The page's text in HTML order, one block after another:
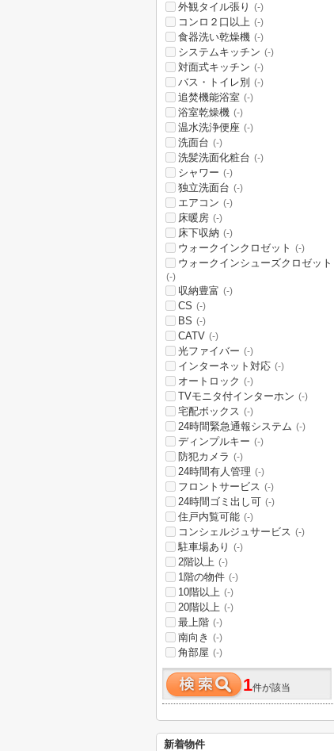
外観タイル張り (-)
コンロ２口以上 (-)
食器洗い乾燥機 (-)
システムキッチン (-)
対面式キッチン (-)
バス・トイレ別 (-)
追焚機能浴室 (-)
浴室乾燥機 (-)
温水洗浄便座 (-)
洗面台 (-)
洗髪洗面化粧台 (-)
シャワー (-)
独立洗面台 (-)
エアコン (-)
床暖房 (-)
床下収納 (-)
ウォークインクロゼット (-)
ウォークインシューズクロゼット
(-)
収納豊富 (-)
CS (-)
BS (-)
CATV (-)
光ファイバー (-)
インターネット対応 (-)
オートロック (-)
TVモニタ付インターホン (-)
宅配ボックス (-)
24時間緊急通報システム (-)
ディンプルキー (-)
防犯カメラ (-)
24時間有人管理 (-)
フロントサービス (-)
24時間ゴミ出し可 (-)
住戸内覧可能 (-)
コンシェルジュサービス (-)
駐車場あり (-)
2階以上 (-)
1階の物件 (-)
10階以上 (-)
20階以上 (-)
最上階 (-)
南向き (-)
角部屋 (-)
1件が該当
新着物件